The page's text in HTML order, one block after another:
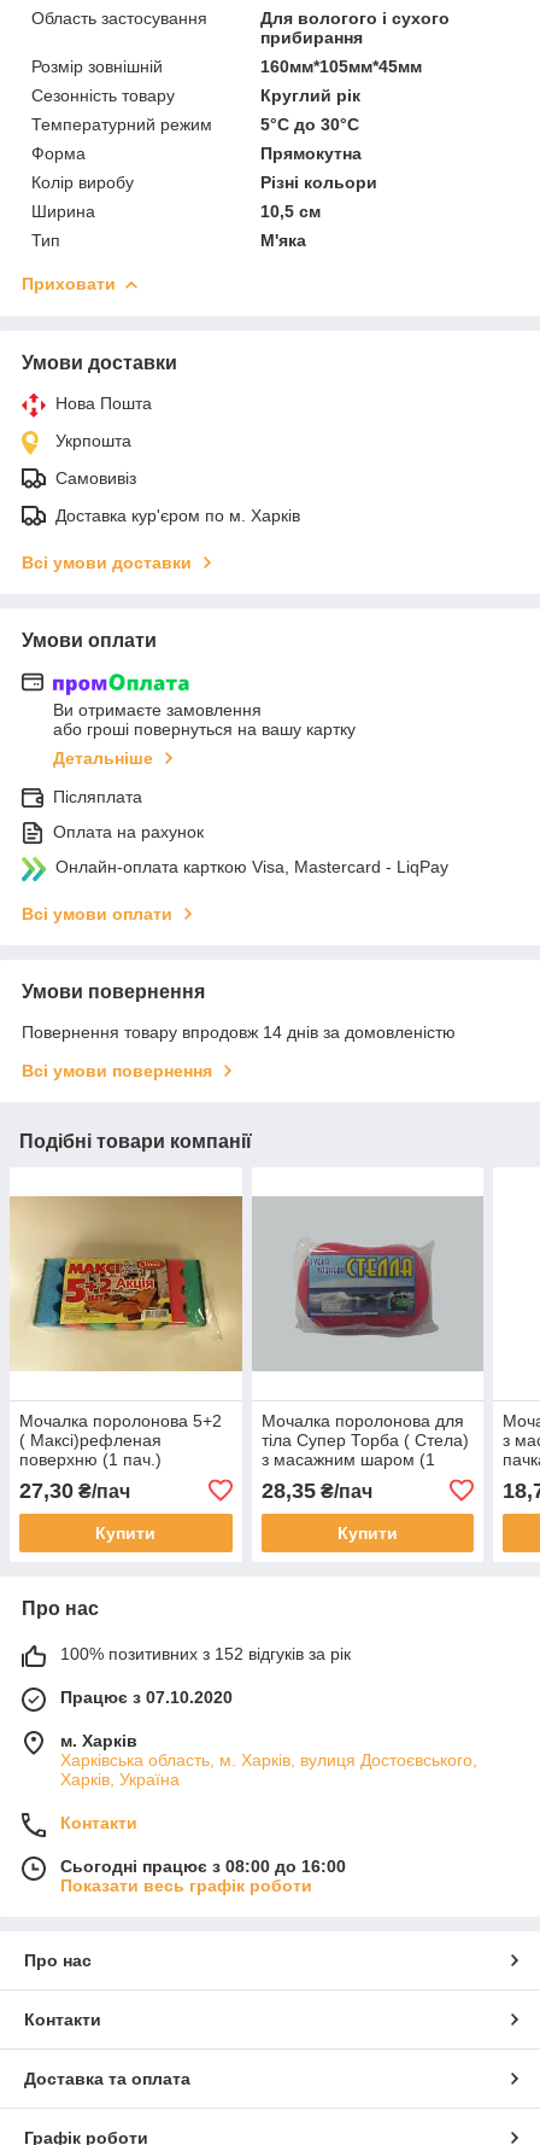
Область застосування
Для вологого і сухого
прибирання
Розмір зовнішній
160мм*105мм*45мм
Сезонність товару
Круглий рік
Температурний режим
5°С до 30°С
Форма
Прямокутна
Колір виробу
Різні кольори
Ширина
10,5 см
Тип
М'яка
Приховати
Умови доставки
Нова Пошта
Укрпошта
Самовивіз
Доставка кур'єром по м. Харків
Всі умови доставки
Умови оплати
Ви отримаєте замовлення
або гроші повернуться на вашу картку
Детальніше
Післяплата
Оплата на рахунок
Онлайн-оплата карткою Visa, Mastercard - LiqPay
Всі умови оплати
Умови повернення
Повернення товару впродовж 14 днів за домовленістю
Всі умови повернення
Подібні товари компанії
Мочалка поролонова 5+2
( Максі)рефленая
поверхню (1 пач.)
27,30 ₴/пач
Купити
Мочалка поролонова для
тіла Супер Торба ( Стела)
з масажним шаром (1
28,35₴/пач
Купити
з
Про нас
100% позитивних з 152 відгуків за рік
Працює з 07.10.2020
м. Харків
Харківська область, м. Харків, вулиця Достоєвського,
Харків, Україна
Контакти
Сьогодні працює з 08:00 до 16:00
Показати весь графік роботи
Про нас
Контакти
Доставка та оплата
Графік роботи